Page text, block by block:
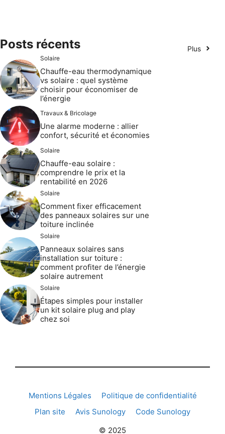
Posts récents Plus
Solaire
Chauffe-eau thermodynamique
vs solaire : quel système
choisir pour économiser de
l’énergie
Travaux & Bricolage
Une alarme moderne : allier
confort, sécurité et économies
Solaire
Chauffe-eau solaire :
comprendre le prix et la
rentabilité en 2026
Solaire
Comment fixer efficacement
des panneaux solaires sur une
toiture inclinée
Solaire
Panneaux solaires sans
installation sur toiture :
comment profiter de l’énergie
solaire autrement
Solaire
Étapes simples pour installer
un kit solaire plug and play
chez soi
Mentions Légales
Politique de confidentialité
Plan site
Avis Sunology
Code Sunology
© 2025